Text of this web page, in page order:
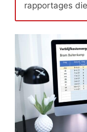
rapportages